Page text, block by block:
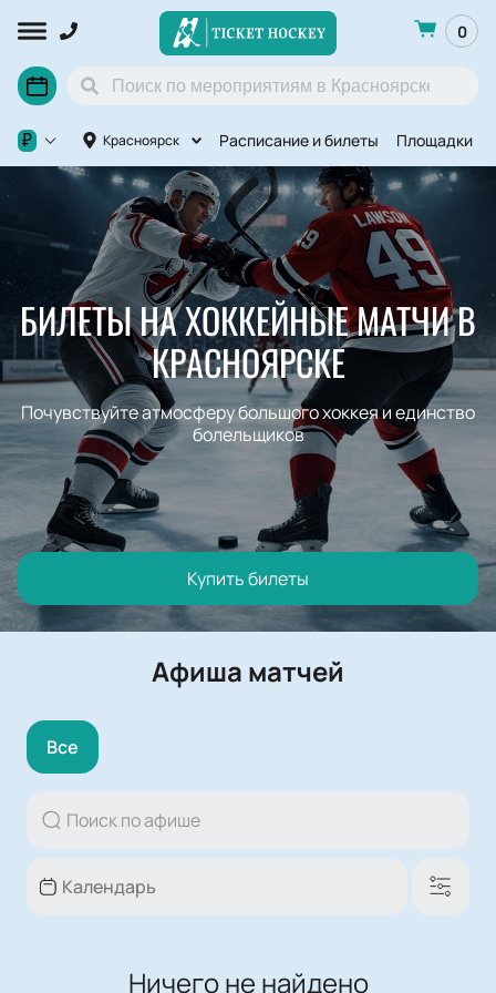
0
Красноярск Расписание и билеты Площадки
₽
БИЛЕТЫ НА ХОККЕЙНЫЕ МАТЧИ В
КРАСНОЯРСКЕ
Почувствуйте атмосферу большого хоккея и единство
болельщиков
Купить билеты
Афиша матчей
Все
Ничего не найдено